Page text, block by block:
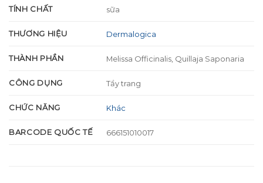
TÍNH CHẤT sữa
THƯƠNG HIỆU Dermalogica
THÀNH PHẦN Melissa Officinalis, Quillaja Saponaria
CÔNG DỤNG Tẩy trang
CHỨC NĂNG Khác
BARCODE QUỐC TẾ 666151010017